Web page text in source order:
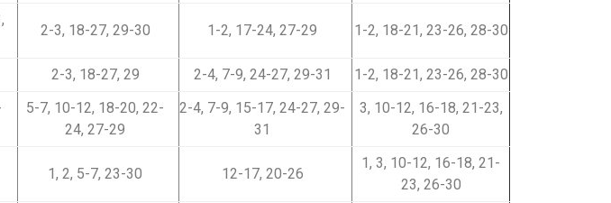
2-3, 18-27, 29-30 1-2, 17-24, 27-29 1-2, 18-21, 23-26, 28-30
2-3, 18-27, 29 2-4, 7-9, 24-27, 29-31 1-2, 18-21, 23-26, 28-30
5-7, 10-12, 18-20, 22-
24, 27-29
2-4, 7-9, 15-17, 24-27, 29-
31
3, 10-12, 16-18, 21-23,
26-30
1, 2, 5-7, 23-30 12-17, 20-26
1, 3, 10-12, 16-18, 21-
23, 26-30